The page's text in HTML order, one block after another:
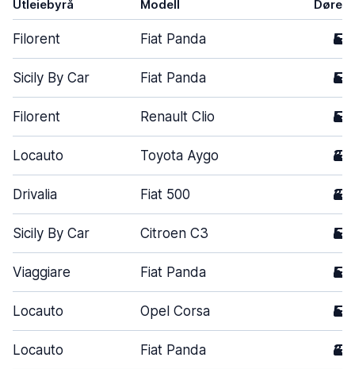
Utleiebyrå Modell Dører
Filorent Fiat Panda 5
Sicily By Car Fiat Panda 5
Filorent Renault Clio 5
Locauto Toyota Aygo 3
Drivalia Fiat 500 3
Sicily By Car Citroen C3 5
Viaggiare Fiat Panda 5
Locauto Opel Corsa 5
Locauto Fiat Panda 3